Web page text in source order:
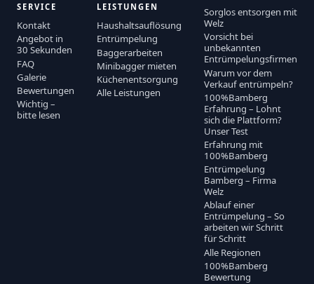
SERVICE
Kontakt
Angebot in
30 Sekunden
FAQ
Galerie
Bewertungen
Wichtig –
bitte lesen
LEISTUNGEN
Haushaltsauflösung
Entrümpelung
Baggerarbeiten
Minibagger mieten
Küchenentsorgung
Alle Leistungen
Sorglos entsorgen mit
Welz
Vorsicht bei
unbekannten
Entrümpelungsfirmen
Warum vor dem
Verkauf entrümpeln?
100%Bamberg
Erfahrung – Lohnt
sich die Plattform?
Unser Test
Erfahrung mit
100%Bamberg
Entrümpelung
Bamberg – Firma
Welz
Ablauf einer
Entrümpelung – So
arbeiten wir Schritt
für Schritt
Alle Regionen
100%Bamberg
Bewertung